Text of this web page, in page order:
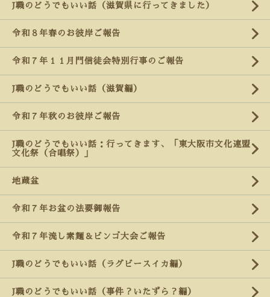
J職のどうでもいい話（滋賀県に行ってきました）
令和８年春のお彼岸ご報告
令和７年１１月門信徒会特別行事のご報告
J職のどうでもいい話（滋賀編）
令和７年秋のお彼岸ご報告
J職のどうでもいい話：行ってきます、「東大阪市文化連盟
文化祭（合唱祭）」
地蔵盆
令和７年お盆の法要御報告
令和７年流し素麺＆ビンゴ大会ご報告
J職のどうでもいい話（ラグビースイカ編）
J職のどうでもいい話（事件？いたずら？編）